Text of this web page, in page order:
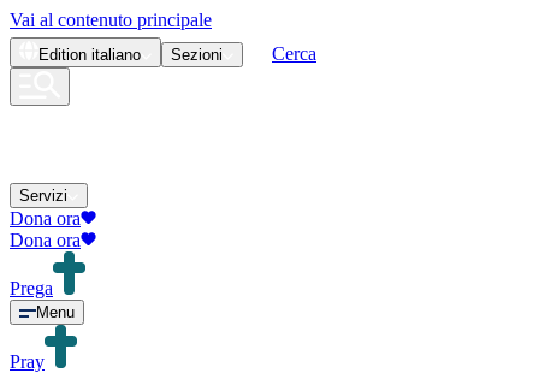
Vai al contenuto principale
Edition italiano Sezioni Cerca
Servizi
Dona ora
Dona ora
Prega
Menu
Pray